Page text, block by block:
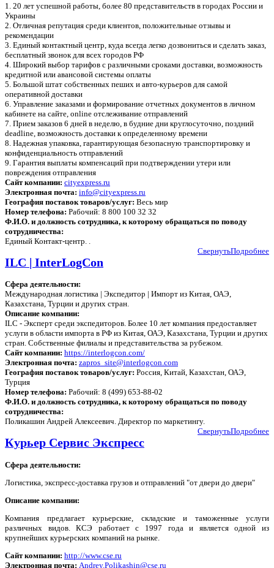
1. 20 лет успешной работы, более 80 представительств в городах России и
Украины
2. Отличная репутация среди клиентов, положительные отзывы и
рекомендации
3. Единый контактный центр, куда всегда легко дозвониться и сделать заказ,
бесплатный звонок для всех городов РФ
4. Широкий выбор тарифов с различными сроками доставки, возможность
кредитной или авансовой системы оплаты
5. Большой штат собственных пеших и авто-курьеров для самой
оперативной доставки
6. Управление заказами и формирование отчетных документов в личном
кабинете на сайте, online отслеживание отправлений
7. Прием заказов 6 дней в неделю, в будние дни круглосуточно, поздний
deadline, возможность доставки к определенному времени
8. Надежная упаковка, гарантирующая безопасную транспортировку и
конфиденциальность отправлений
9. Гарантия выплаты компенсаций при подтверждении утери или
повреждения отправления
Сайт компании: cityexpress.ru
Электронная почта: info@cityexpress.ru
География поставок товаров/услуг: Весь мир
Номер телефона: Рабочий: 8 800 100 32 32
Ф.И.О. и должность сотрудника, к которому обращаться по поводу
сотрудничества:
Единый Контакт-центр. .
Подробнее
Свернуть
ILC | InterLogCon
Сфера деятельности:
Международная логистика | Экспедитор | Импорт из Китая, ОАЭ,
Казахстана, Турции и других стран.
Описание компании:
ILC - Эксперт среди экспедиторов. Более 10 лет компания предоставляет
услуги в области импорта в РФ из Китая, ОАЭ, Казахстана, Турции и других
стран. Собственные филиалы и представительства за рубежом.
Сайт компании: https://interlogcon.com/
Электронная почта: zapros_site@interlogcon.com
География поставок товаров/услуг: Россия, Китай, Казахстан, ОАЭ,
Турция
Номер телефона: Рабочий: 8 (499) 653-88-02
Ф.И.О. и должность сотрудника, к которому обращаться по поводу
сотрудничества:
Поликашин Андрей Алексеевич. Директор по маркетингу.
Подробнее
Свернуть
Курьер Сервис Экспресс
Сфера деятельности:
Логистика, экспресс-доставка грузов и отправлений "от двери до двери"
Описание компании:
Компания предлагает курьерские, складские и таможенные услуги
различных видов. КСЭ работает с 1997 года и является одной из
крупнейших курьерских компаний на рынке.
Сайт компании: http://www.cse.ru
Электронная почта: Andrey.Polikashin@cse.ru